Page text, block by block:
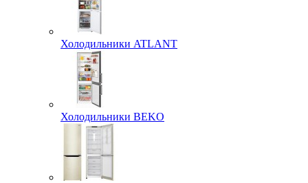
Холодильники ATLANT
Холодильники BEKO